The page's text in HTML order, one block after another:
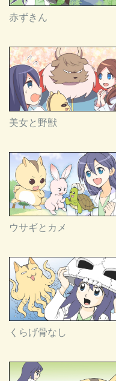
赤ずきん
美女と野獣
ウサギとカメ
くらげ骨なし